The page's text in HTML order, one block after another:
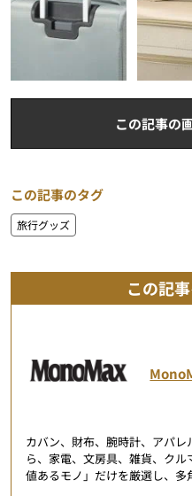
この記事の
この記事のタグ
旅行グッズ
この記
カバン、財布、腕時計、アパ
ら、家電、文房具、雑貨、ク
値あるモノ」だけを厳選し、多